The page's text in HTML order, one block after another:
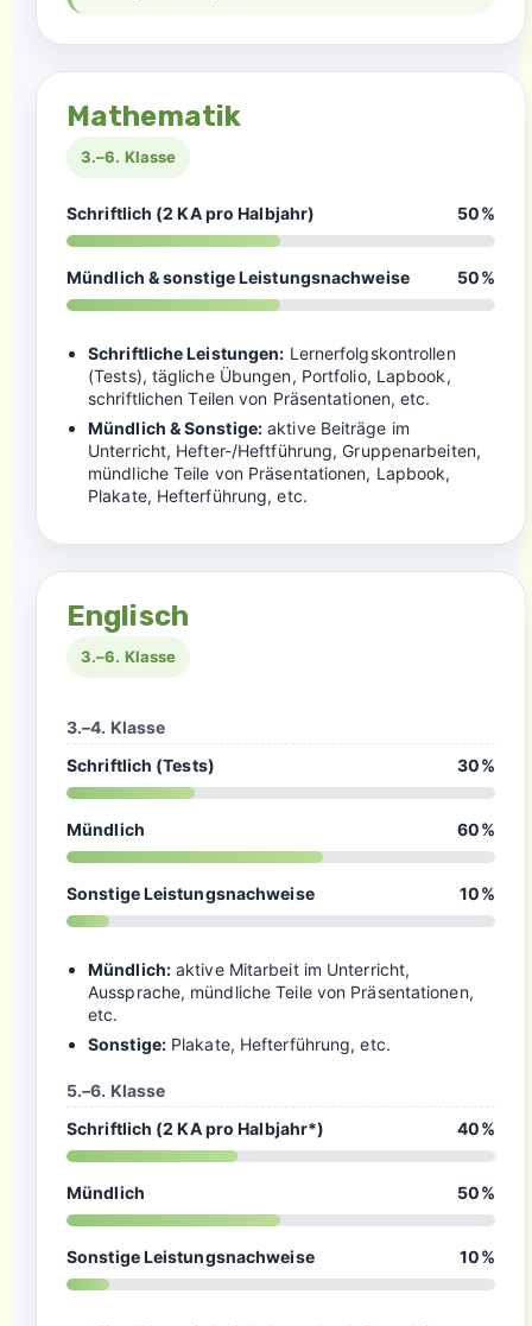
Mathematik
3.–6. Klasse
Schriftlich (2 KA pro Halbjahr) 50%
Mündlich & sonstige Leistungsnachweise 50%
Schriftliche Leistungen: Lernerfolgskontrollen
(Tests), tägliche Übungen, Portfolio, Lapbook,
schriftlichen Teilen von Präsentationen, etc.
Mündlich & Sonstige: aktive Beiträge im
Unterricht, Hefter-/Heftführung, Gruppenarbeiten,
mündliche Teile von Präsentationen, Lapbook,
Plakate, Hefterführung, etc.
Englisch
3.–6. Klasse
3.–4. Klasse
Schriftlich (Tests)
30%
Mündlich 60%
Sonstige Leistungsnachweise 10%
Mündlich:aktive Mitarbeit im Unterricht,
Aussprache, mündliche Teile von Präsentationen,
etc.
Sonstige:Plakate, Hefterführung, etc.
5.–6. Klasse
Schriftlich (2 KA pro Halbjahr*)
40%
Mündlich 50%
Sonstige Leistungsnachweise 10%